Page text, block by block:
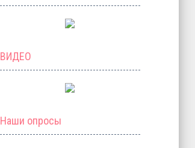
ВИДЕО
Наши опросы